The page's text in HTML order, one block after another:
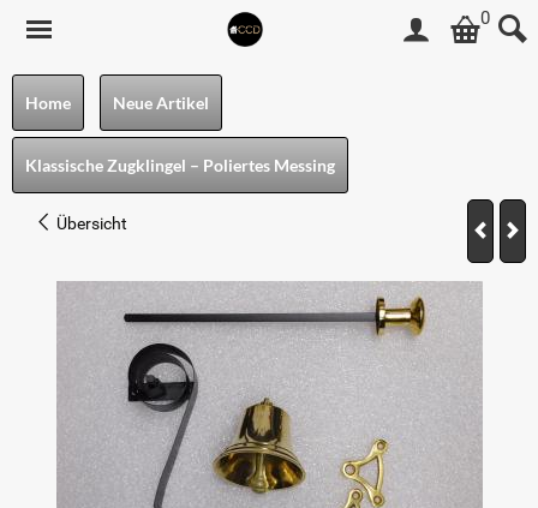
0
Home Neue Artikel
Klassische Zugklingel – Poliertes Messing
Übersicht